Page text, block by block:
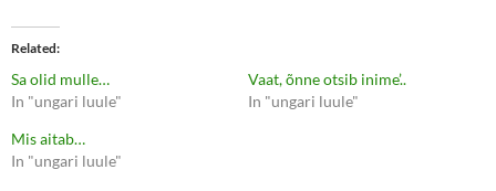
t
o
s
h
a
r
e
n
T
w
a
r
e
F
a
Related
Sa olid mulle…
In "ungari luule"
Vaat, õnne otsib inime’..
In "ungari luule"
Mis aitab…
In "ungari luule"